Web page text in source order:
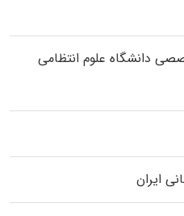
داﻧﺸﮕﺎه ﻋﻠﻮم انتظامی
ایران